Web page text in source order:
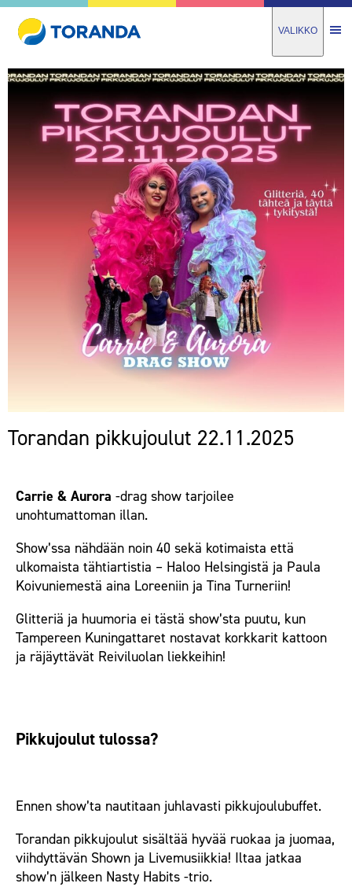
VALIKKO
Torandan pikkujoulut 22.11.2025
Carrie & Aurora -drag show tarjoilee
unohtumattoman illan.
Show’ssa nähdään noin 40 sekä kotimaista että
ulkomaista tähtiartistia – Haloo Helsingistä ja Paula
Koivuniemestä aina Loreeniin ja Tina Turneriin!
Glitteriä ja huumoria ei tästä show’sta puutu, kun
Tampereen Kuningattaret nostavat korkkarit kattoon
ja räjäyttävät Reiviluolan liekkeihin!
Pikkujoulut tulossa?
Ennen show’ta nautitaan juhlavasti pikkujoulubuffet.
Torandan pikkujoulut sisältää hyvää ruokaa ja juomaa,
viihdyttävän Shown ja Livemusiikkia! Iltaa jatkaa
show’n jälkeen Nasty Habits -trio.